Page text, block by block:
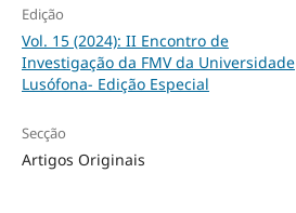
Edição
Vol. 15 (2024): II Encontro de
Investigação da FMV da Universidade
Lusófona- Edição Especial
Secção
Artigos Originais